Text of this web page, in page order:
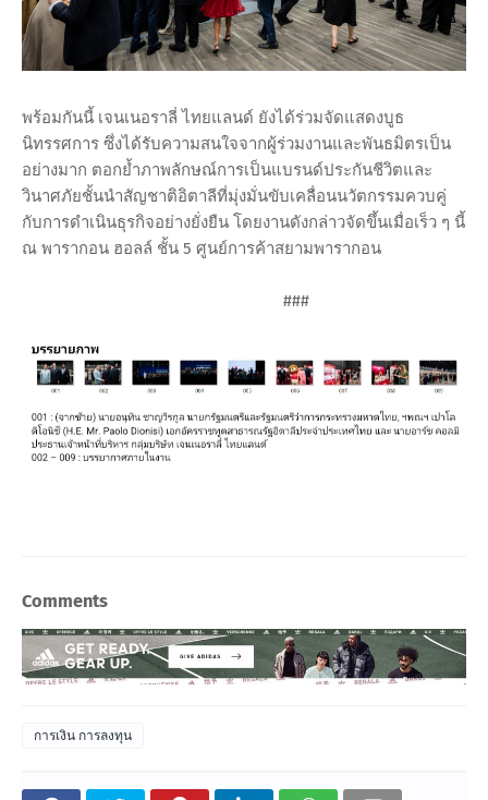
พร้อมกันนี้ เจนเนอราลี่ ไทยแลนด์ ยังได้ร่วมจัดแสดงบูธ
นิทรรศการ ซึ่งได้รับความสนใจจากผู้ร่วมงานและพันธมิตรเป็น
อย่างมาก ตอกย้ำภาพลักษณ์การเป็นแบรนด์ประกันชีวิตและ
วินาศภัยชั้นนำสัญชาติอิตาลีที่มุ่งมั่นขับเคลื่อนนวัตกรรมควบคู่
กับการดำเนินธุรกิจอย่างยั่งยืน โดยงานดังกล่าวจัดขึ้นเมื่อเร็ว ๆ นี้
ณ พารากอน ฮอลล์ ชั้น 5 ศูนย์การค้าสยามพารากอน
###
Comments
การเงิน การลงทุน